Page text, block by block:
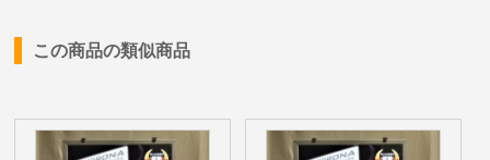
この商品の類似商品